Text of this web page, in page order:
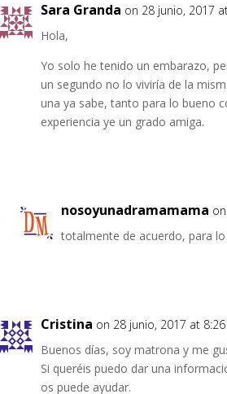
Sara Granda on 28 junio, 2017
Hola,
Yo solo he tenido un embarazo,
un segundo no lo viviría de la
una ya sabe, tanto para lo bueno
experiencia ye un grado amiga.
nosoyunadramamama
totalmente de acuerdo, para
Cristina on 28 junio, 2017 at
Buenos días, soy matrona y me
Si queréis puedo dar una
os puede ayudar.